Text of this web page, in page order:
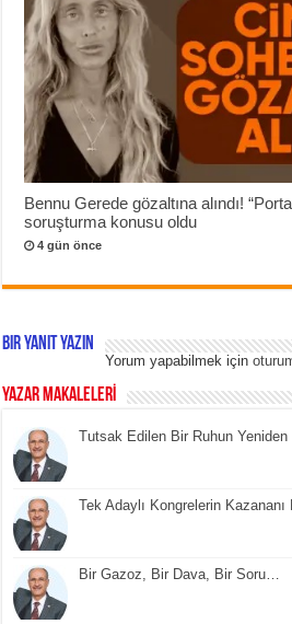
Bennu Gerede gözaltına alındı!
soruşturma konusu oldu
4 gün önce
Bir yanıt yazın
Yorum yapabilmek için
YAZAR MAKALELERİ
Tutsak Edilen Bir Ruhun
Tek Adaylı Kongrelerin
Bir Gazoz, Bir Dava, Bir Soru…